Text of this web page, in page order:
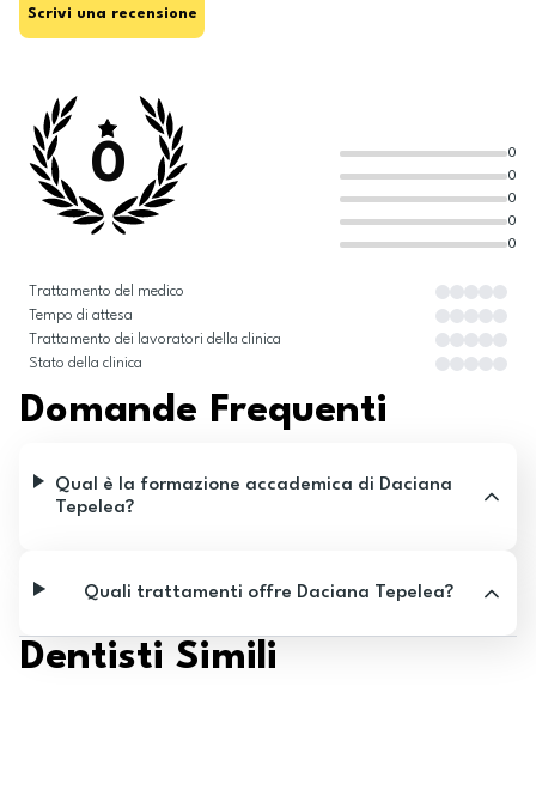
Scrivi una recensione
0
0
0
0
0
0
Trattamento del medico
Tempo di attesa
Trattamento dei lavoratori della clinica
Stato della clinica
Domande Frequenti
Qual è la formazione accademica di Daciana
Tepelea?
Quali trattamenti offre Daciana Tepelea?
Dentisti Simili